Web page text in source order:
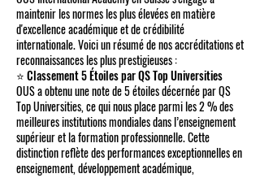
maintenir les normes les plus élevées en matière
d'excellence académique et de crédibilité
internationale. Voici un résumé de nos accréditations et
reconnaissances les plus prestigieuses :
⭐ Classement 5 Étoiles par QS Top Universities
OUS a obtenu une note de 5 étoiles décernée par QS
Top Universities, ce qui nous place parmi les 2 % des
meilleures institutions mondiales dans l’enseignement
supérieur et la formation professionnelle. Cette
distinction reflète des performances exceptionnelles en
enseignement, développement académique,